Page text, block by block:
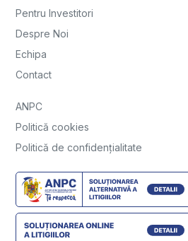
Pentru Investitori
Despre Noi
Echipa
Contact
ANPC
Politică cookies
Politică de confidențialitate